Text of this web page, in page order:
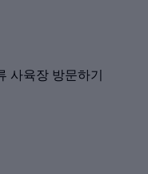
사육장 방문하기